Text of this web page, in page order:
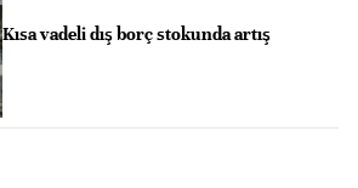
Kısa vadeli dış borç stokunda artış